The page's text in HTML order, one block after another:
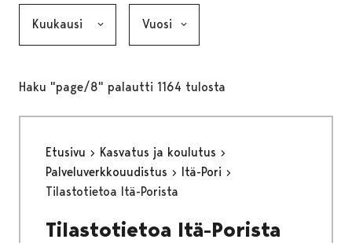
Haku "page/8" palautti 1164 tulosta
Etusivu
Kasvatus ja koulutus
Palveluverkkouudistus
Itä-Pori
Tilastotietoa Itä-Porista
Tilastotietoa Itä-Porista